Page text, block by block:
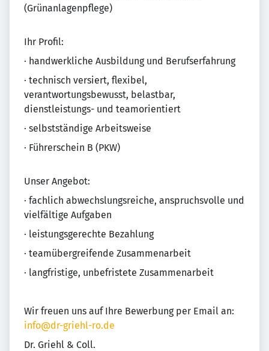
(Grünanlagenpflege)
Ihr Profil:
· handwerkliche Ausbildung und Berufserfahrung
· technisch versiert, flexibel,
verantwortungsbewusst, belastbar,
dienstleistungs- und teamorientiert
· selbstständige Arbeitsweise
· Führerschein B (PKW)
Unser Angebot:
· fachlich abwechslungsreiche, anspruchsvolle und
vielfältige Aufgaben
· leistungsgerechte Bezahlung
· teamübergreifende Zusammenarbeit
· langfristige, unbefristete Zusammenarbeit
Wir freuen uns auf Ihre Bewerbung per Email an:
info@dr-griehl-ro.de
Dr. Griehl & Coll.